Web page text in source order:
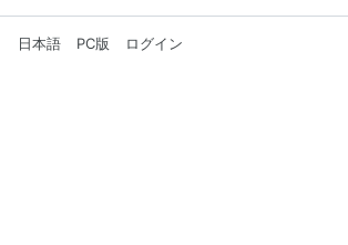
日本語 PC版 ログイン